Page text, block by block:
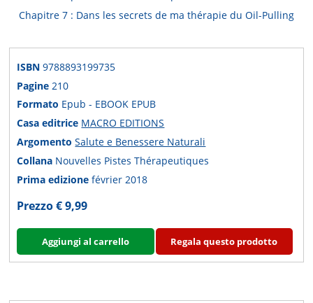
Chapitre 7 : Dans les secrets de ma thérapie du Oil-Pulling
ISBN9788893199735
Pagine 210
Formato Epub - EBOOK EPUB
Casa editrice MACRO EDITIONS
ArgomentoSalute e Benessere Naturali
Collana Nouvelles Pistes Thérapeutiques
Prima edizionefévrier 2018
Prezzo € 9,99
Aggiungi al carrello Regala questo prodotto